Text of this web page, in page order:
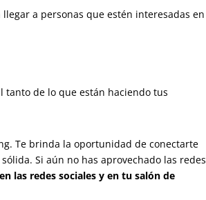
a personas que estén interesadas en
tanto de lo que están haciendo tus
Te brinda la oportunidad de conectarte
Si aún no has aprovechado las redes
las redes sociales y en tu salón de